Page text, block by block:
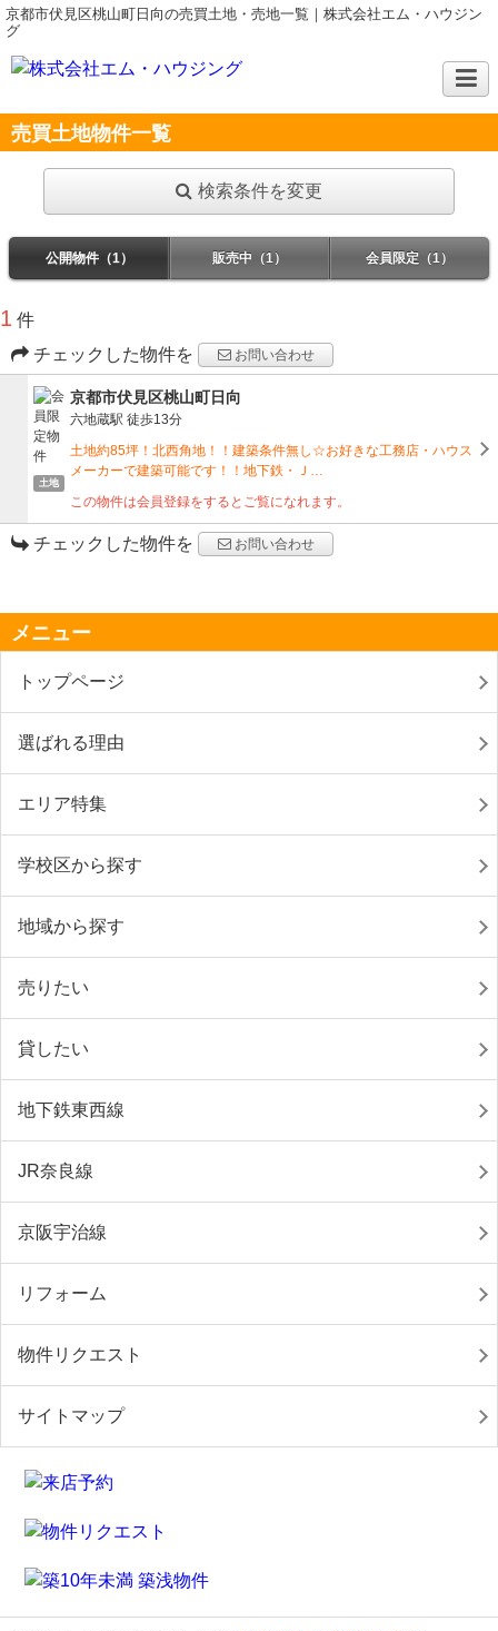
京都市伏見区桃山町日向の売買土地・売地一覧｜株式会社エム・ハウジン
グ
売買土地物件一覧
検索条件を変更
公開物件（1） 販売中（1） 会員限定（1）
1 件
チェックした物件を
お問い合わせ
土地
京都市伏見区桃山町日向
六地蔵駅 徒歩13分
土地約85坪！北西角地！！建築条件無し☆お好きな工務店・ハウス
メーカーで建築可能です！！地下鉄・Ｊ…
この物件は会員登録をするとご覧になれます。
チェックした物件を お問い合わせ
メニュー
トップページ
選ばれる理由
エリア特集
学校区から探す
地域から探す
売りたい
貸したい
地下鉄東西線
JR奈良線
京阪宇治線
リフォーム
物件リクエスト
サイトマップ